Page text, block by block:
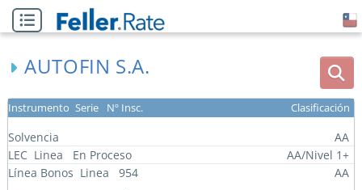
AUTOFIN S.A.
Instrumento Serie Nº Insc. Clasificación
Solvencia
AA
LEC Linea En Proceso
AA/Nivel 1+
Línea Bonos Linea 954 AA